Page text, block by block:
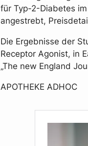
für Typ-2-Diabetes
angestrebt,
Die Ergebnisse der
Receptor Agonist, in
„The new England
APOTHEKE ADHOC